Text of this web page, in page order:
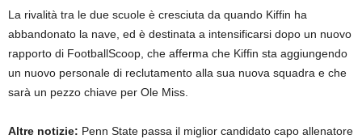
La rivalità tra le due scuole è cresciuta da quando Kiffin ha
abbandonato la nave, ed è destinata a intensificarsi dopo un nuovo
rapporto di FootballScoop, che afferma che Kiffin sta aggiungendo
un nuovo personale di reclutamento alla sua nuova squadra e che
sarà un pezzo chiave per Ole Miss.
Altre notizie: Penn State passa il miglior candidato capo allenatore